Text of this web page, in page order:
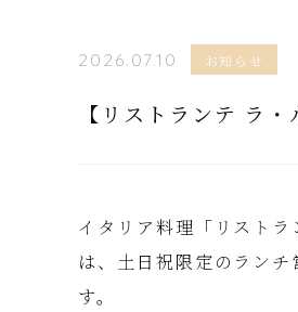
2026.07.10 お知らせ
【リストランテ ラ
イタリア料理「リスト
は、土日祝限定のラン
す。